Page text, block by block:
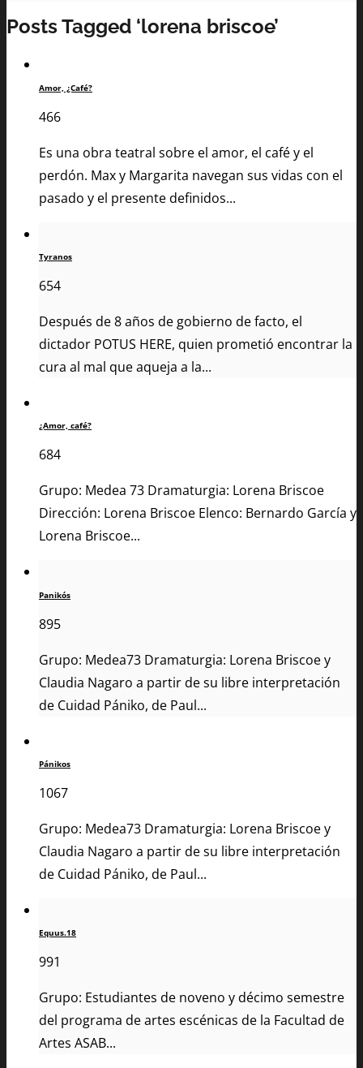
Posts Tagged ‘lorena briscoe’
Amor, ¿Café?
466
Es una obra teatral sobre el amor, el café y el
perdón. Max y Margarita navegan sus vidas con el
pasado y el presente definidos...
Tyranos
654
Después de 8 años de gobierno de facto, el
dictador POTUS HERE, quien prometió encontrar la
cura al mal que aqueja a la...
¿Amor, café?
684
Grupo: Medea 73 Dramaturgia: Lorena Briscoe
Dirección: Lorena Briscoe Elenco: Bernardo García y
Lorena Briscoe...
Panikós
895
Grupo: Medea73 Dramaturgia: Lorena Briscoe y
Claudia Nagaro a partir de su libre interpretación
de Cuidad Pániko, de Paul...
Pánikos
1067
Grupo: Medea73 Dramaturgia: Lorena Briscoe y
Claudia Nagaro a partir de su libre interpretación
de Cuidad Pániko, de Paul...
Equus.18
991
Grupo: Estudiantes de noveno y décimo semestre
del programa de artes escénicas de la Facultad de
Artes ASAB...